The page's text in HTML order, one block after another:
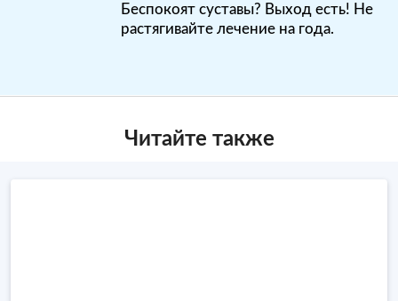
Беспокоят суставы? Выход есть! Не
растягивайте лечение на года.
Читайте также